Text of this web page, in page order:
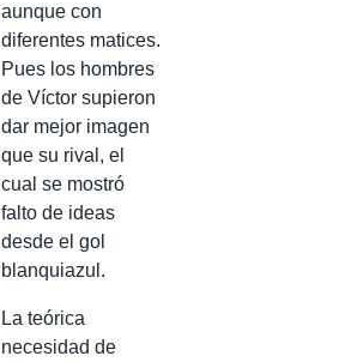
aunque con
diferentes matices.
Pues los hombres
de Víctor supieron
dar mejor imagen
que su rival, el
cual se mostró
falto de ideas
desde el gol
blanquiazul.
La teórica
necesidad de